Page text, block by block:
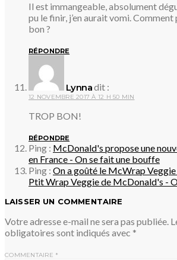
Il est immangeable, absolument
pu le finir, j’en aurait vomi.
bon ?
RÉPONDRE
Lynnadit :
12 NOVEMBRE 2017 À 12 H 50 MIN
TROP BON!
RÉPONDRE
Ping : McDonald's propose une
en France - On se fait une bouffe
Ping : On a goûté le McWrap
Ptit Wrap Veggie de McDonald's -
LAISSER UN COMMENTAIRE
Votre adresse e-mail ne sera pas publiée.
obligatoires sont indiqués avec *
COMMENTAIRE *